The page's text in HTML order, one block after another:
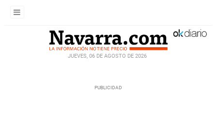
JUEVES, 06 DE AGOSTO DE 2026